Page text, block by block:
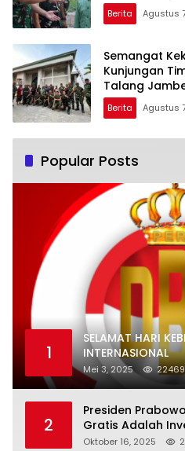
Berita Agustus
Semangat
Kunjungan
Talang
Berita Agustus
Popular Posts
1
SELAMAT HARI
INTERNASIONAL
Mei 3, 2025
2
Presiden
Gratis Adalah
Depan Bangsa
Oktober 16, 2025